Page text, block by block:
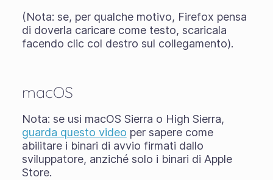
(Nota: se, per qualche motivo, Firefox pensa
di doverla caricare come testo, scaricala
facendo clic col destro sul collegamento).
macOS
Nota: se usi macOS Sierra o High Sierra,
guarda questo video per sapere come
abilitare i binari di avvio firmati dallo
sviluppatore, anziché solo i binari di Apple
Store.